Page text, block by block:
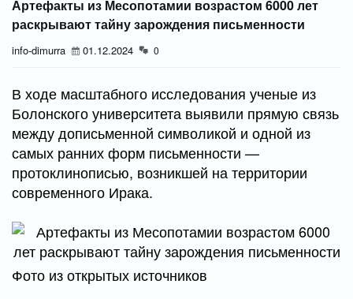
Артефакты из Месопотамии возрастом 6000 лет
раскрывают тайну зарождения письменности
info-dimurra 01.12.2024 0
В ходе масштабного исследования ученые из
Болонского университета выявили прямую связь
между дописьменной символикой и одной из
самых ранних форм письменности —
протоклинописью, возникшей на территории
современного Ирака.
Фото из открытых источников